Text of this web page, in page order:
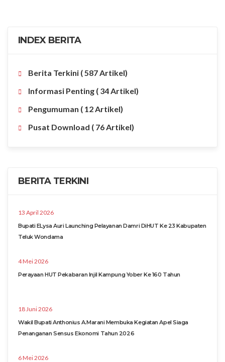
INDEX BERITA
Berita Terkini ( 587 Artikel)
Informasi Penting ( 34 Artikel)
Pengumuman ( 12 Artikel)
Pusat Download ( 76 Artikel)
BERITA TERKINI
13 April 2026
Bupati ELysa Auri Launching Pelayanan Damri DiHUT Ke 23 Kabupaten
Teluk Wondama
4 Mei 2026
Perayaan HUT Pekabaran Injil Kampung Yober Ke 160 Tahun
18 Juni 2026
Wakil Bupati Anthonius A.Marani Membuka Kegiatan Apel Siaga
Penanganan Sensus Ekonomi Tahun 2026
6 Mei 2026